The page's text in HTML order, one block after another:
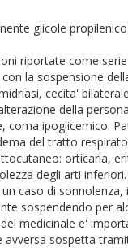
glicole
riportate come
la sospensione
cecita'
della
ipoglicemico.
del tratto
orticaria,
degli arti
caso di
sospendendo per
medicinale e'
sospetta